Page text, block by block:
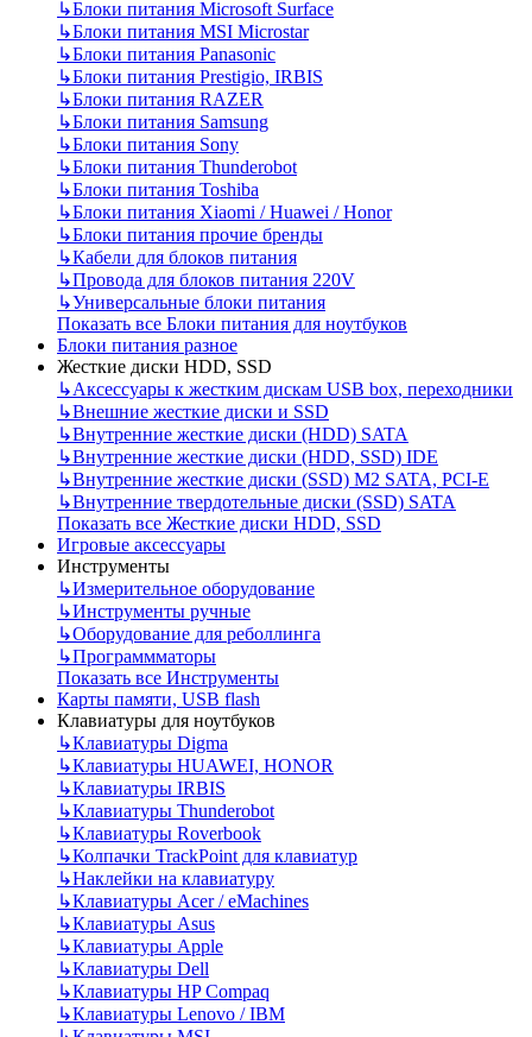
↳Блоки питания Microsoft Surface
↳Блоки питания MSI Microstar
↳Блоки питания Panasonic
↳Блоки питания Prestigio, IRBIS
↳Блоки питания RAZER
↳Блоки питания Samsung
↳Блоки питания Sony
↳Блоки питания Thunderobot
↳Блоки питания Toshiba
↳Блоки питания Xiaomi / Huawei / Honor
↳Блоки питания прочие бренды
↳Кабели для блоков питания
↳Провода для блоков питания 220V
↳Универсальные блоки питания
Показать все Блоки питания для ноутбуков
Блоки питания разное
Жесткие диски HDD, SSD
↳Аксессуары к жестким дискам USB box, переходники
↳Внешние жесткие диски и SSD
↳Внутренние жесткие диски (HDD) SATA
↳Внутренние жесткие диски (HDD, SSD) IDE
↳Внутренние жесткие диски (SSD) M2 SATA, PCI-E
↳Внутренние твердотельные диски (SSD) SATA
Показать все Жесткие диски HDD, SSD
Игровые аксессуары
Инструменты
↳Измерительное оборудование
↳Инструменты ручные
↳Оборудование для реболлинга
↳Программматоры
Показать все Инструменты
Карты памяти, USB flash
Клавиатуры для ноутбуков
↳Клавиатуры Digma
↳Клавиатуры HUAWEI, HONOR
↳Клавиатуры IRBIS
↳Клавиатуры Thunderobot
↳Клавиатуры Roverbook
↳Колпачки TrackPoint для клавиатур
↳Наклейки на клавиатуру
↳Клавиатуры Acer / eMachines
↳Клавиатуры Asus
↳Клавиатуры Apple
↳Клавиатуры Dell
↳Клавиатуры HP Compaq
↳Клавиатуры Lenovo / IBM